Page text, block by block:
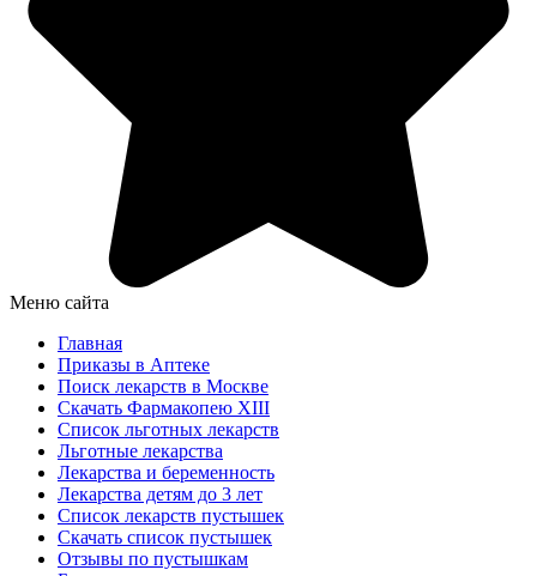
Меню сайта
Главная
Приказы в Аптеке
Поиск лекарств в Москве
Скачать Фармакопею XIII
Список льготных лекарств
Льготные лекарства
Лекарства и беременность
Лекарства детям до 3 лет
Список лекарств пустышек
Скачать список пустышек
Отзывы по пустышкам